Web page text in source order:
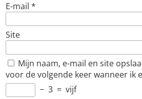
E-mail *
Site
Mijn naam, e-mail en site
voor de volgende keer wanneer ik
− 3 = vijf